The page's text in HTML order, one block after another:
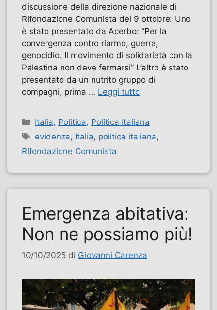
discussione della direzione nazionale di
Rifondazione Comunista del 9 ottobre: Uno
è stato presentato da Acerbo: “Per la
convergenza contro riarmo, guerra,
genocidio. Il movimento di solidarietà con la
Palestina non deve fermarsi” L’altro è stato
presentato da un nutrito gruppo di
compagni, prima … Leggi tutto
Categorie
Italia, Politica, Politica Italiana
Tag
evidenza, Italia, politica italiana,
Rifondazione Comunista
Emergenza abitativa:
Non ne possiamo più!
10/10/2025 di Giovanni Carenza